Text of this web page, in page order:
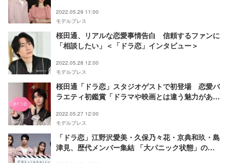
2022.05.29 11:00
モデルプレス
桜田通、リアルな恋愛事情告白 信頼するファンに
「相談したい」＜「ドラ恋」インタビュー＞
2022.05.28 12:00
モデルプレス
桜田通「ドラ恋」スタジオゲストで初登場 恋愛バ
ラエティ初鑑賞「ドラマや映画とは違う魅力があ
2022.05.27 12:00
モデルプレス
「ドラ恋」江野沢愛美・久保乃々花・京典和玖・島
津見、歴代メンバー集結 「大パニック状態」のキ